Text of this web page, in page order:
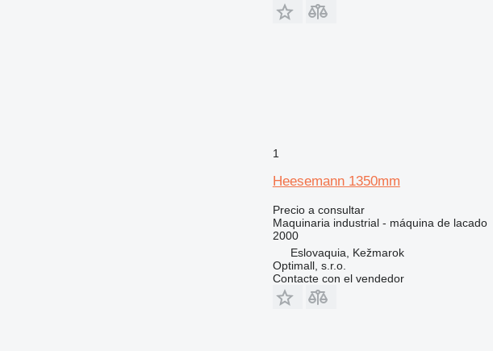
1
Heesemann 1350mm
Precio a consultar
Maquinaria industrial - máquina de lacado
2000
Eslovaquia, Kežmarok
Optimall, s.r.o.
Contacte con el vendedor